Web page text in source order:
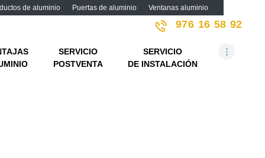
de aluminio Puertas de aluminio Ventanas aluminio
976 16 58 92
SERVICIO
POSTVENTA
SERVICIO
DE INSTALACIÓN